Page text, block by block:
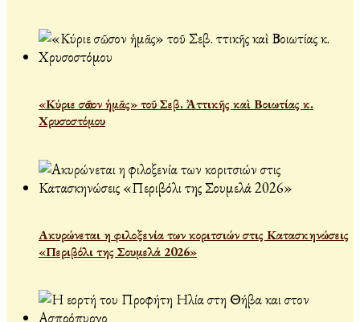
«Κύριε σῶσον ἡμᾶς» τοῦ Σεβ. Ἀττικῆς καὶ Βοιωτίας κ.
Χρυσοστόμου
Ακυρώνεται η φιλοξενία των κοριτσιών στις Κατασκηνώσεις
«Περιβόλι της Σουμελά 2026»